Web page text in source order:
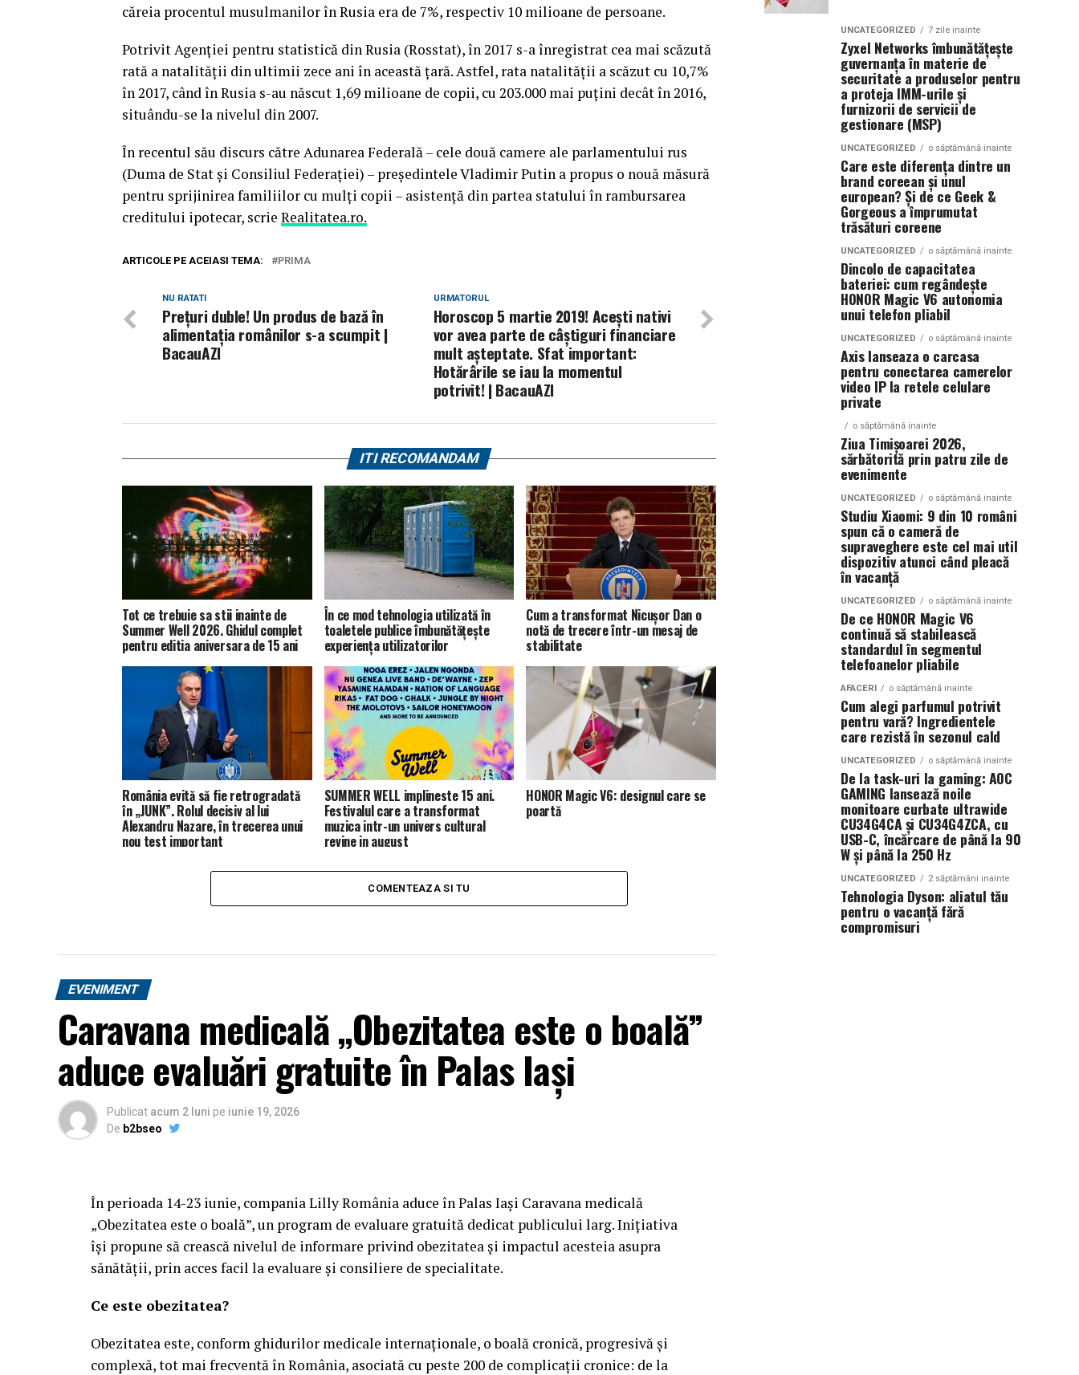
căreia procentul musulmanilor în Rusia era de 7%, respectiv 10 milioane de persoane.
Potrivit Agenţiei pentru statistică din Rusia (Rosstat), în 2017 s-a înregistrat cea mai scăzută
rată a natalităţii din ultimii zece ani în această ţară. Astfel, rata natalităţii a scăzut cu 10,7%
în 2017, când în Rusia s-au născut 1,69 milioane de copii, cu 203.000 mai puţini decât în 2016,
situându-se la nivelul din 2007.
În recentul său discurs către Adunarea Federală – cele două camere ale parlamentului rus
(Duma de Stat şi Consiliul Federaţiei) – preşedintele Vladimir Putin a propus o nouă măsură
pentru sprijinirea familiilor cu mulţi copii – asistenţă din partea statului în rambursarea
creditului ipotecar, scrie Realitatea.ro.
ARTICOLE PE ACEIASI TEMA: PRIMA
URMATORUL
Horoscop 5 martie 2019! Acești nativi
vor avea parte de câștiguri financiare
mult așteptate. Sfat important:
Hotărârile se iau la momentul
potrivit! | BacauAZI
NU RATATI
Prețuri duble! Un produs de bază în
alimentația românilor s-a scumpit |
BacauAZI
ITI RECOMANDAM
Tot ce trebuie sa stii inainte de
Summer Well 2026. Ghidul complet
pentru editia aniversara de 15 ani
În ce mod tehnologia utilizată în
toaletele publice îmbunătățește
experiența utilizatorilor
Cum a transformat Nicușor Dan o
notă de trecere într-un mesaj de
stabilitate
România evită să fie retrogradată
în „JUNK”. Rolul decisiv al lui
Alexandru Nazare, în trecerea unui
nou test important
SUMMER WELL implineste 15 ani.
Festivalul care a transformat
muzica intr-un univers cultural
revine in august
HONOR Magic V6: designul care se
poartă
COMENTEAZA SI TU
EVENIMENT
Caravana medicală „Obezitatea este o boală”
aduce evaluări gratuite în Palas Iași
Publicat acum 2 luni pe iunie 19, 2026
De b2bseo
În perioada 14-23 iunie, compania Lilly România aduce în Palas Iași Caravana medicală
„Obezitatea este o boală”, un program de evaluare gratuită dedicat publicului larg. Inițiativa
își propune să crească nivelul de informare privind obezitatea și impactul acesteia asupra
sănătății, prin acces facil la evaluare și consiliere de specialitate.
Ce este obezitatea?
Obezitatea este, conform ghidurilor medicale internaționale, o boală cronică, progresivă și
complexă, tot mai frecventă în România, asociată cu peste 200 de complicații cronice: de la
UNCATEGORIZED 7 zile inainte
Zyxel Networks îmbunătățește
guvernanța în materie de
securitate a produselor pentru
a proteja IMM-urile și
furnizorii de servicii de
gestionare (MSP)
UNCATEGORIZED o săptămână inainte
Care este diferența dintre un
brand coreean și unul
european? Și de ce Geek &
Gorgeous a împrumutat
trăsături coreene
UNCATEGORIZED o săptămână inainte
Dincolo de capacitatea
bateriei: cum regândește
HONOR Magic V6 autonomia
unui telefon pliabil
UNCATEGORIZED o săptămână inainte
Axis lanseaza o carcasa
pentru conectarea camerelor
video IP la retele celulare
private
o săptămână inainte
Ziua Timișoarei 2026,
sărbătorită prin patru zile de
evenimente
UNCATEGORIZED o săptămână inainte
Studiu Xiaomi: 9 din 10 români
spun că o cameră de
supraveghere este cel mai util
dispozitiv atunci când pleacă
în vacanță
UNCATEGORIZED o săptămână inainte
De ce HONOR Magic V6
continuă să stabilească
standardul în segmentul
telefoanelor pliabile
AFACERI o săptămână inainte
Cum alegi parfumul potrivit
pentru vară? Ingredientele
care rezistă în sezonul cald
UNCATEGORIZED o săptămână inainte
De la task-uri la gaming: AOC
GAMING lansează noile
monitoare curbate ultrawide
CU34G4CA și CU34G4ZCA, cu
USB-C, încărcare de până la 90
W și până la 250 Hz
UNCATEGORIZED 2 săptămâni inainte
Tehnologia Dyson: aliatul tău
pentru o vacanță fără
compromisuri